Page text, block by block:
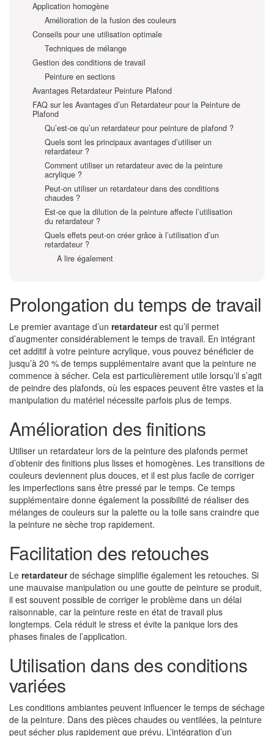
Application homogène
Amélioration de la fusion des couleurs
Conseils pour une utilisation optimale
Techniques de mélange
Gestion des conditions de travail
Peinture en sections
Avantages Retardateur Peinture Plafond
FAQ sur les Avantages d’un Retardateur pour la Peinture de
Plafond
Qu’est-ce qu’un retardateur pour peinture de plafond ?
Quels sont les principaux avantages d’utiliser un
retardateur ?
Comment utiliser un retardateur avec de la peinture
acrylique ?
Peut-on utiliser un retardateur dans des conditions
chaudes ?
Est-ce que la dilution de la peinture affecte l’utilisation
du retardateur ?
Quels effets peut-on créer grâce à l’utilisation d’un
retardateur ?
A lire également
Prolongation du temps de travail
Le premier avantage d’un retardateurest qu’il permet
d’augmenter considérablement le temps de travail. En intégrant
cet additif à votre peinture acrylique, vous pouvez bénéficier de
jusqu’à 20 % de temps supplémentaire avant que la peinture ne
commence à sécher. Cela est particulièrement utile lorsqu’il s’agit
de peindre des plafonds, où les espaces peuvent être vastes et la
manipulation du matériel nécessite parfois plus de temps.
Amélioration des finitions
Utiliser un retardateur lors de la peinture des plafonds permet
d’obtenir des finitions plus lisses et homogènes. Les transitions de
couleurs deviennent plus douces, et il est plus facile de corriger
les imperfections sans être pressé par le temps. Ce temps
supplémentaire donne également la possibilité de réaliser des
mélanges de couleurs sur la palette ou la toile sans craindre que
la peinture ne sèche trop rapidement.
Facilitation des retouches
Le retardateurde séchage simplifie également les retouches. Si
une mauvaise manipulation ou une goutte de peinture se produit,
il est souvent possible de corriger le problème dans un délai
raisonnable, car la peinture reste en état de travail plus
longtemps. Cela réduit le stress et évite la panique lors des
phases finales de l’application.
Utilisation dans des conditions
variées
Les conditions ambiantes peuvent influencer le temps de séchage
de la peinture. Dans des pièces chaudes ou ventilées, la peinture
peut sécher plus rapidement que prévu. L’intégration d’un